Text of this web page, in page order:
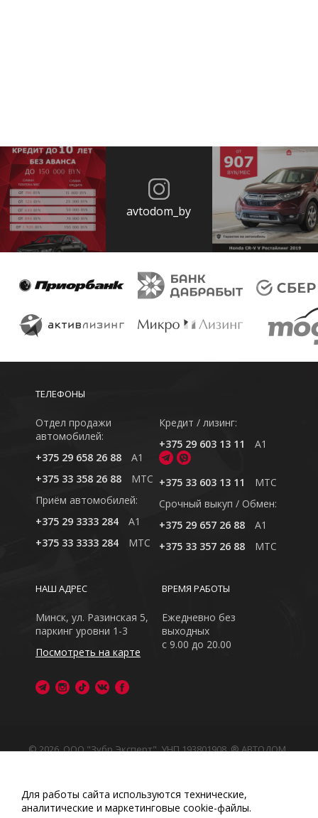
avtodom_by
ТЕЛЕФОНЫ
Отдел продажи
автомобилей:
+375 29 658 26 88
A1
+375 33 358 26 88
MTC
Приём автомобилей:
+375 29 3333 284
A1
+375 33 3333 284
MTC
Кредит / лизинг:
+375 29 603 13 11
A1
+375 33 603 13 11
MTC
Cрочный выкуп / Обмен:
+375 29 657 26 88
A1
+375 33 357 26 88
MTC
ВРЕМЯ РАБОТЫ
Ежедневно без
выходных
с 9.00 до 20.00
НАШ АДРЕС
Минск, ул. Разинская 5,
паркинг уровни 1-3
Посмотреть на карте
© 2026, ООО "Зубр Эксперт", УНП 193801908. ® АВТОДОМ
Обращаем Ваше внимание на то, что данный интернет-
сайт носит исключительно информационный характер
Любое использование либо копирование материалов
Для работы сайта используются технические,
аналитические и маркетинговые сооkіе-файлы.